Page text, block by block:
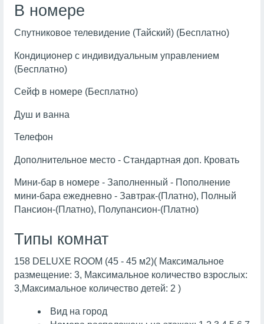
В номере
Спутниковое телевидение (Тайский) (Бесплатно)
Кондиционер с индивидуальным управлением
(Бесплатно)
Сейф в номере (Бесплатно)
Душ и ванна
Телефон
Дополнительное место - Стандартная доп. Кровать
Мини-бар в номере - Заполненный - Пополнение
мини-бара ежедневно - Завтрак-(Платно), Полный
Пансион-(Платно), Полупансион-(Платно)
Типы комнат
158 DELUXE ROOM (45 - 45 м2)( Максимальное
размещение: 3, Максимальное количество взрослых:
3,Максимальное количество детей: 2 )
Вид на город